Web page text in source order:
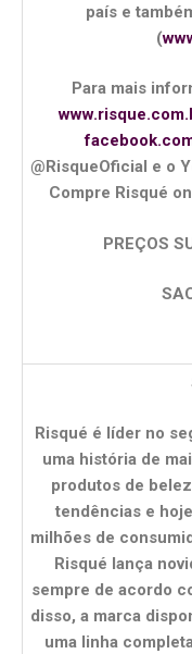
país e
(
Para mais
@RisqueOficial e o
Compre Risqué
PREÇOS
Risqué é líder no
uma história de
produtos de
tendências e
milhões de
Risqué lança
sempre de acordo
disso, a marca
uma linha